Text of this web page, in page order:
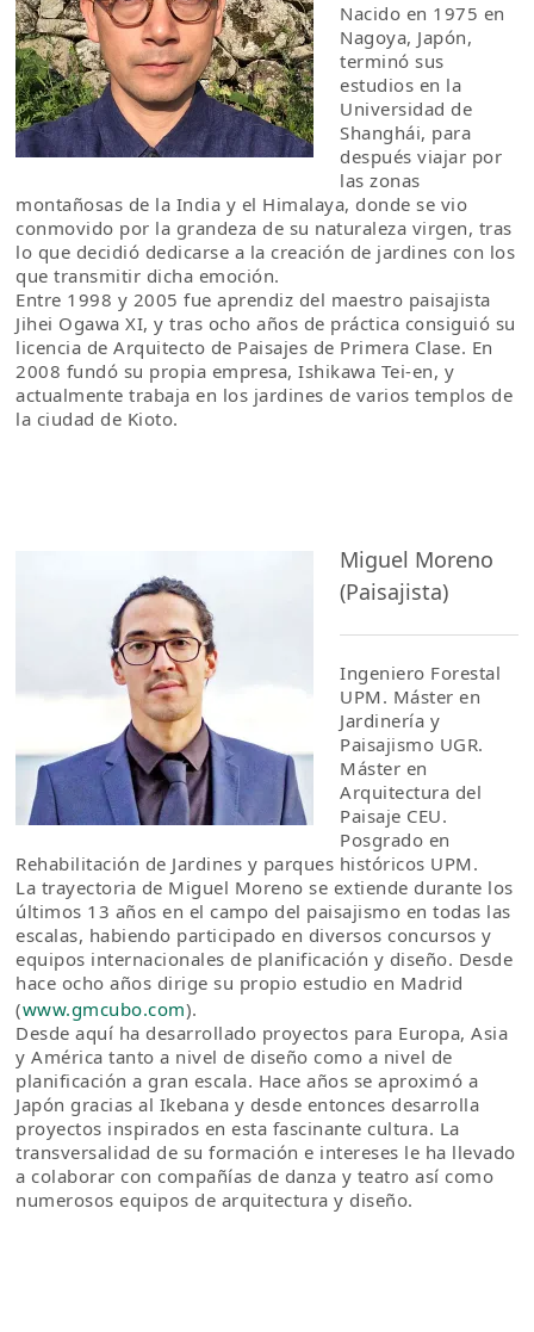
Nacido en 1975 en
Nagoya, Japón,
terminó sus
estudios en la
Universidad de
Shanghái, para
después viajar por
las zonas
montañosas de la India y el Himalaya, donde se vio
conmovido por la grandeza de su naturaleza virgen, tras
lo que decidió dedicarse a la creación de jardines con los
que transmitir dicha emoción.
Entre 1998 y 2005 fue aprendiz del maestro paisajista
Jihei Ogawa XI, y tras ocho años de práctica consiguió su
licencia de Arquitecto de Paisajes de Primera Clase. En
2008 fundó su propia empresa, Ishikawa Tei-en, y
actualmente trabaja en los jardines de varios templos de
la ciudad de Kioto.
Miguel Moreno
(Paisajista)
Ingeniero Forestal
UPM. Máster en
Jardinería y
Paisajismo UGR.
Máster en
Arquitectura del
Paisaje CEU.
Posgrado en
Rehabilitación de Jardines y parques históricos UPM.
La trayectoria de Miguel Moreno se extiende durante los
últimos 13 años en el campo del paisajismo en todas las
escalas, habiendo participado en diversos concursos y
equipos internacionales de planificación y diseño. Desde
hace ocho años dirige su propio estudio en Madrid
(www.gmcubo.com).
Desde aquí ha desarrollado proyectos para Europa, Asia
y América tanto a nivel de diseño como a nivel de
planificación a gran escala. Hace años se aproximó a
Japón gracias al Ikebana y desde entonces desarrolla
proyectos inspirados en esta fascinante cultura. La
transversalidad de su formación e intereses le ha llevado
a colaborar con compañías de danza y teatro así como
numerosos equipos de arquitectura y diseño.